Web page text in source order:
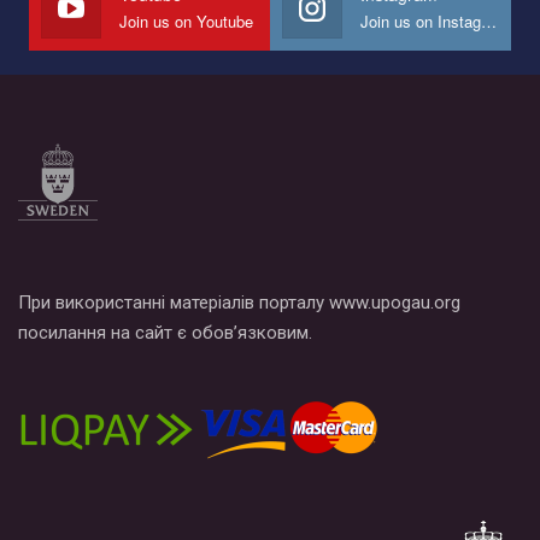
Join us on Youtube Join us on Instagram
При використанні матеріалів порталу www.upogau.org
посилання на сайт є обов’язковим.